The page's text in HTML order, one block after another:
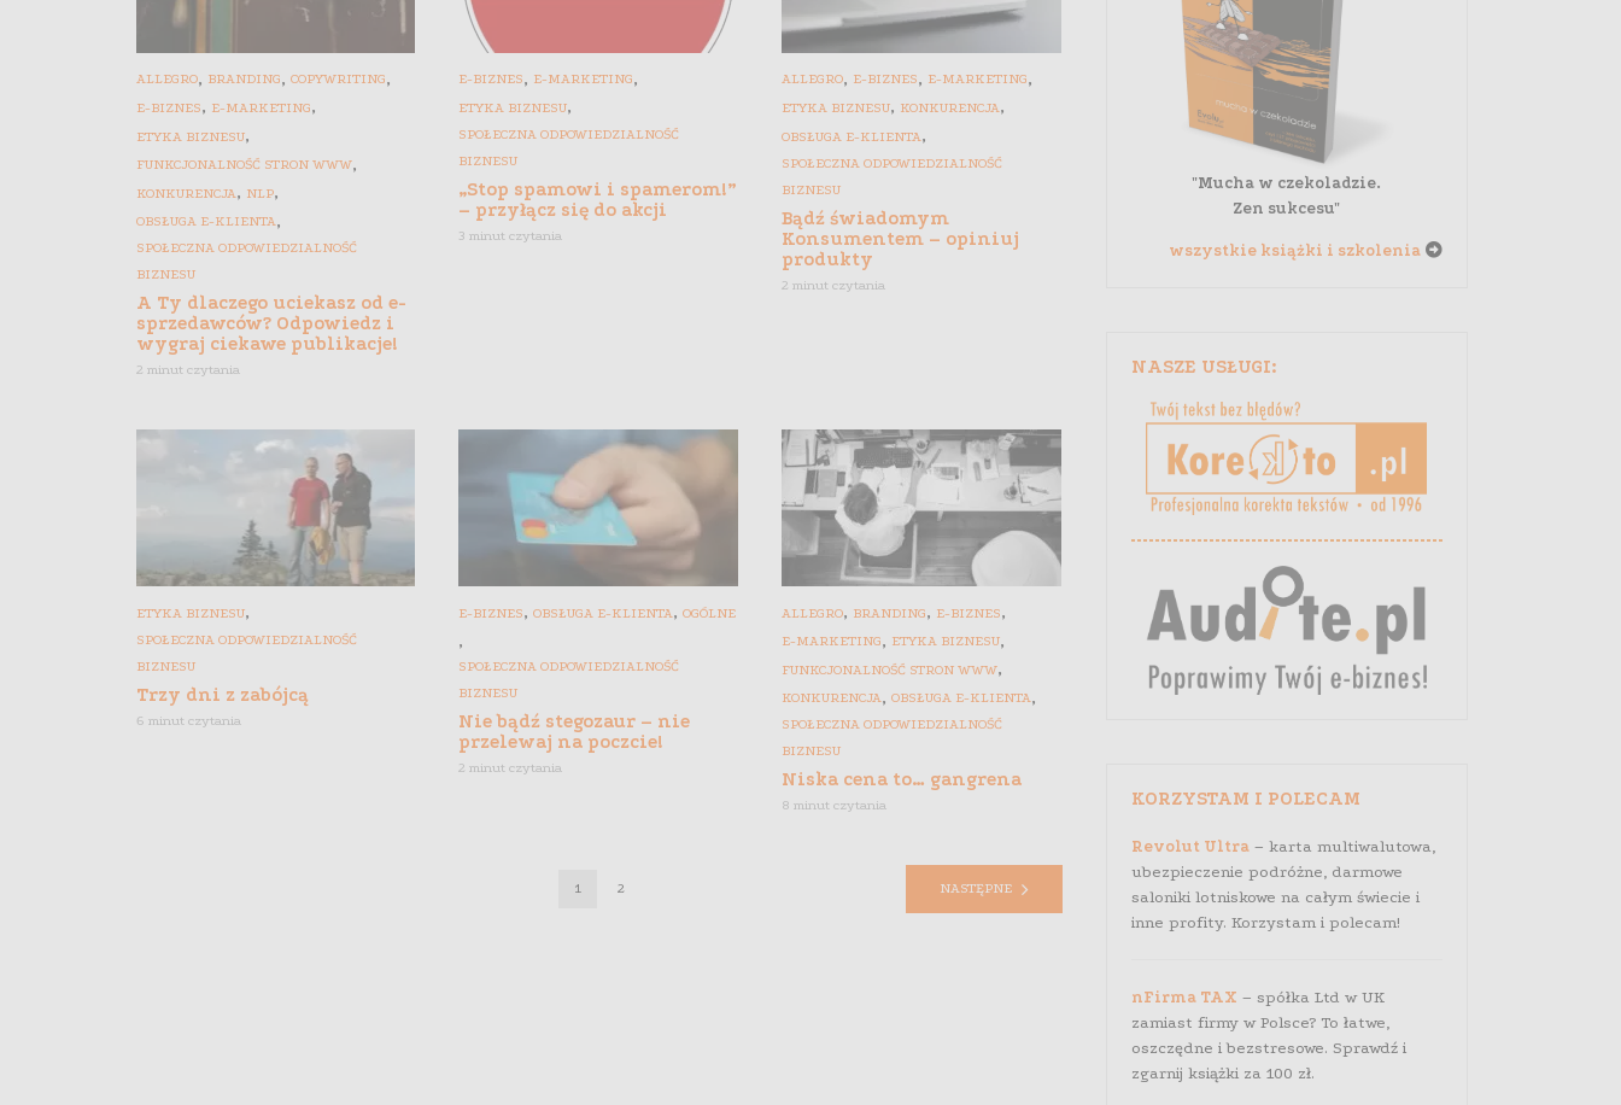
ALLEGRO, BRANDING, COPYWRITING,
E-BIZNES, E-MARKETING,
ETYKA BIZNESU,
FUNKCJONALNOŚĆ STRON WWW,
KONKURENCJA, NLP,
OBSŁUGA E-KLIENTA,
SPOŁECZNA ODPOWIEDZIALNOŚĆ
BIZNESU
A Ty dlaczego uciekasz od e-
sprzedawców? Odpowiedz i
wygraj ciekawe publikacje!
2 minut czytania
E-BIZNES, E-MARKETING,
ETYKA BIZNESU,
SPOŁECZNA ODPOWIEDZIALNOŚĆ
BIZNESU
„Stop spamowi i spamerom!”
– przyłącz się do akcji
3 minut czytania
ALLEGRO, E-BIZNES, E-MARKETING,
ETYKA BIZNESU, KONKURENCJA,
OBSŁUGA E-KLIENTA,
SPOŁECZNA ODPOWIEDZIALNOŚĆ
BIZNESU
Bądź świadomym
Konsumentem – opiniuj
produkty
2 minut czytania
ETYKA BIZNESU,
SPOŁECZNA ODPOWIEDZIALNOŚĆ
BIZNESU
Trzy dni z zabójcą
6 minut czytania
E-BIZNES,OBSŁUGA E-KLIENTA,OGÓLNE
,
SPOŁECZNA ODPOWIEDZIALNOŚĆ
BIZNESU
Nie bądź stegozaur – nie
przelewaj na poczcie!
2 minut czytania
ALLEGRO, BRANDING, E-BIZNES,
E-MARKETING, ETYKA BIZNESU,
FUNKCJONALNOŚĆ STRON WWW,
KONKURENCJA,OBSŁUGA E-KLIENTA,
SPOŁECZNA ODPOWIEDZIALNOŚĆ
BIZNESU
Niska cena to… gangrena
8 minut czytania
1 2 NASTĘPNE
"Mucha w czekoladzie.
Zen sukcesu"
wszystkie książki i szkolenia
NASZE USŁUGI:
KORZYSTAM I POLECAM
Revolut Ultra– karta multiwalutowa,
ubezpieczenie podróżne, darmowe
saloniki lotniskowe na całym świecie i
inne profity. Korzystam i polecam!
nFirma TAX – spółka Ltd w UK
zamiast firmy w Polsce? To łatwe,
oszczędne i bezstresowe. Sprawdź i
zgarnij książki za 100 zł.